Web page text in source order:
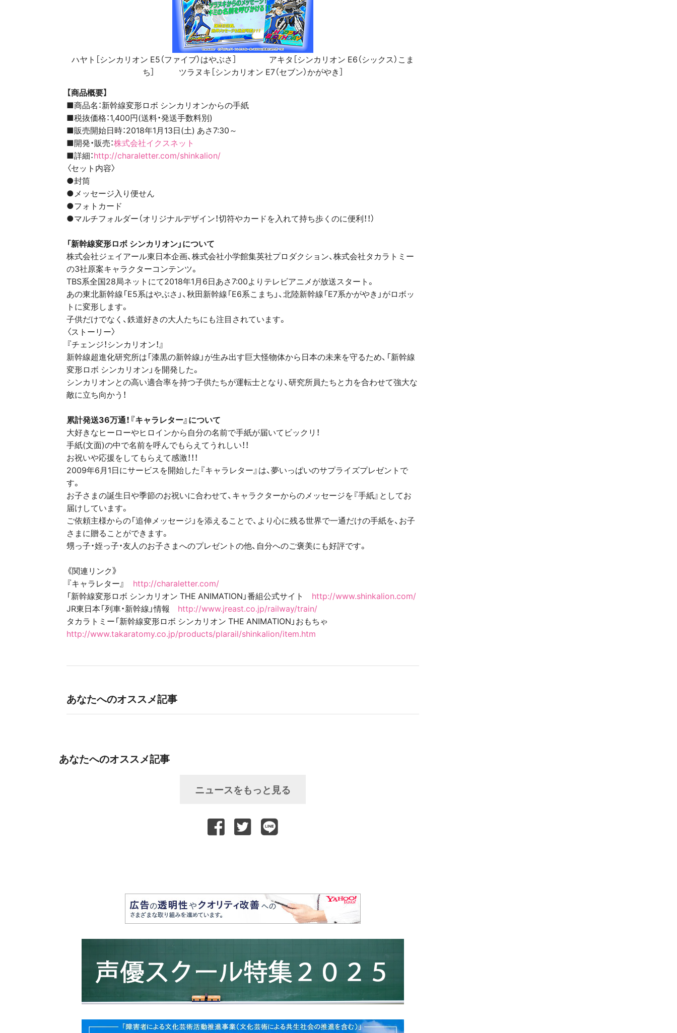
ハヤト［シンカリオン E5（ファイブ）はやぶさ］ アキタ［シンカリオン E6（シックス）こま
ち］ ツラヌキ［シンカリオン E7（セブン）かがやき］
【商品概要】
■商品名：新幹線変形ロボ シンカリオンからの手紙
■税抜価格：1,400円(送料・発送手数料別)
■販売開始日時：2018年1月13日(土) あさ7:30～
■開発・販売：株式会社イクスネット
■詳細：http://charaletter.com/shinkalion/
〈セット内容〉
●封筒
●メッセージ入り便せん
●フォトカード
●マルチフォルダー（オリジナルデザイン！切符やカードを入れて持ち歩くのに便利！！）
「新幹線変形ロボ シンカリオン」について
株式会社ジェイアール東日本企画、株式会社小学館集英社プロダクション、株式会社タカラトミー
の3社原案キャラクターコンテンツ。
TBS系全国28局ネットにて2018年1月6日あさ7:00よりテレビアニメが放送スタート。
あの東北新幹線「E5系はやぶさ」、秋田新幹線「E6系こまち」、北陸新幹線「E7系かがやき」がロボッ
トに変形します。
子供だけでなく、鉄道好きの大人たちにも注目されています。
〈ストーリー〉
『チェンジ！シンカリオン！』
新幹線超進化研究所は「漆黒の新幹線」が生み出す巨大怪物体から日本の未来を守るため、「新幹線
変形ロボ シンカリオン」を開発した。
シンカリオンとの高い適合率を持つ子供たちが運転士となり、研究所員たちと力を合わせて強大な
敵に立ち向かう！
累計発送36万通！『キャラレター』について
大好きなヒーローやヒロインから自分の名前で手紙が届いてビックリ！
手紙(文面)の中で名前を呼んでもらえてうれしい！！
お祝いや応援をしてもらえて感激！！！
2009年6月1日にサービスを開始した『キャラレター』は、夢いっぱいのサプライズプレゼントで
す。
お子さまの誕生日や季節のお祝いに合わせて、キャラクターからのメッセージを『手紙』としてお
届けしています。
ご依頼主様からの「追伸メッセージ」を添えることで、より心に残る世界で一通だけの手紙を、お子
さまに贈ることができます。
甥っ子・姪っ子・友人のお子さまへのプレゼントの他、自分へのご褒美にも好評です。
《関連リンク》
『キャラレター』 http://charaletter.com/
「新幹線変形ロボ シンカリオン THE ANIMATION」番組公式サイト http://www.shinkalion.com/
JR東日本「列車・新幹線」情報 http://www.jreast.co.jp/railway/train/
タカラトミー「新幹線変形ロボ シンカリオン THE ANIMATION」おもちゃ
http://www.takaratomy.co.jp/products/plarail/shinkalion/item.htm
あなたへのオススメ記事
あなたへのオススメ記事
ニュースをもっと見る